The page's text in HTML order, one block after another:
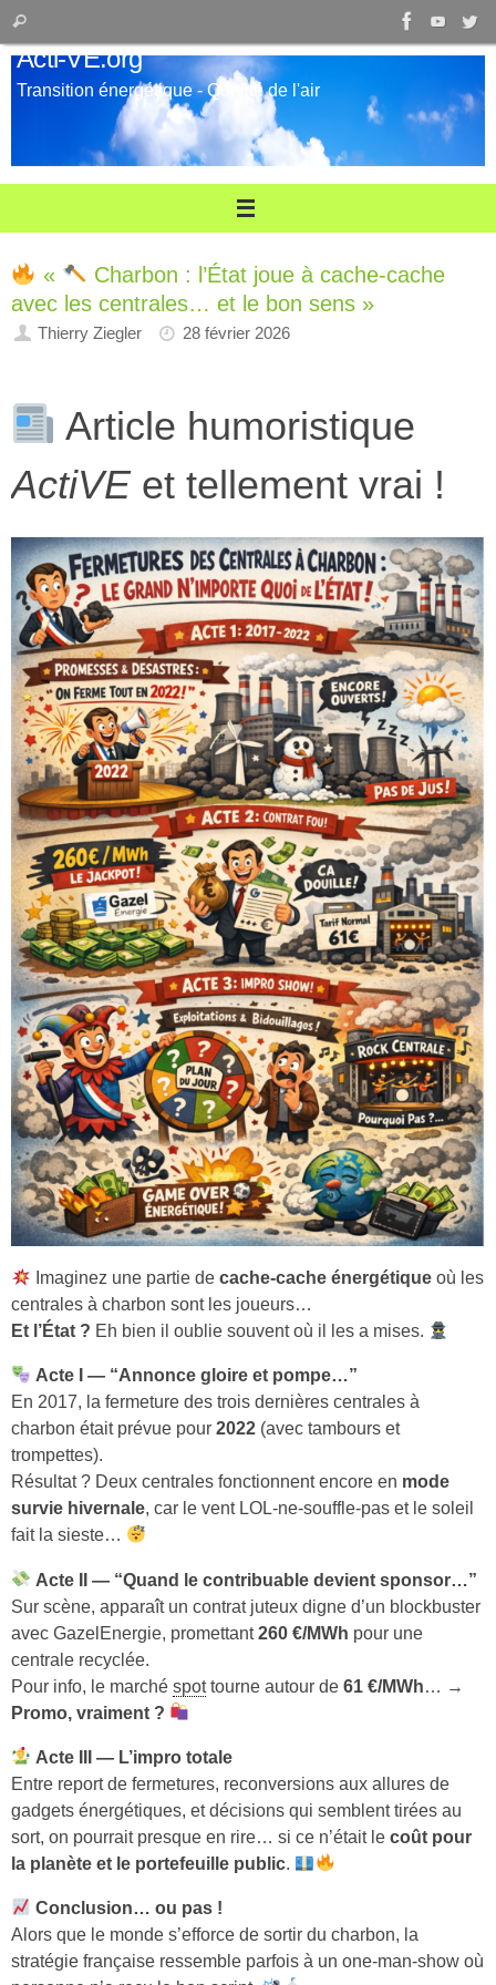
Passer
au
contenu
pour
:
Rechercher
Acti-VE.org
Transition énergétique - Qualité de l'air
«
Charbon : l’État joue à cache-cache
avec les centrales… et le bon sens »
Thierry Ziegler 28 février 2026
Article humoristique
ActiVEet tellement vrai !
Imaginez une partie decache-cache énergétique où les
centrales à charbon sont les joueurs…
Et l’État ? Eh bien il oublie souvent où il les a mises.
Acte I — “Annonce gloire et pompe…”
En 2017, la fermeture des trois dernières centrales à
charbon était prévue pour 2022 (avec tambours et
trompettes).
Résultat ? Deux centrales fonctionnent encore en mode
survie hivernale, car le vent LOL-ne-souffle-pas et le soleil
fait la sieste…
Acte II — “Quand le contribuable devient sponsor…”
Sur scène, apparaît un contrat juteux digne d’un blockbuster
avec GazelEnergie, promettant260 €/MWh pour une
centrale recyclée.
Pour info, le marché spottourne autour de 61 €/MWh … →
Promo, vraiment ?
Acte III — L’impro totale
Entre report de fermetures, reconversions aux allures de
gadgets énergétiques, et décisions qui semblent tirées au
sort, on pourrait presque en rire… si ce n’était le coût pour
la planète et le portefeuille public.
Conclusion… ou pas !
Alors que le monde s’efforce de sortir du charbon, la
stratégie française ressemble parfois à un one-man-show où